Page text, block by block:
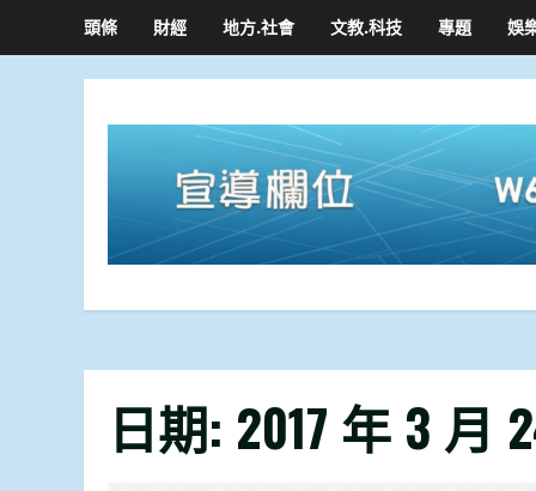
頭條 財經 地方.社會 文教.科技 專題 娛
日期: 2017 年 3 月